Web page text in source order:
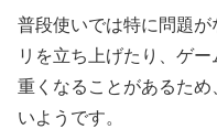
普段使いでは特に問題
リを立ち上げたり、ゲ
重くなることがあるた
いようです。